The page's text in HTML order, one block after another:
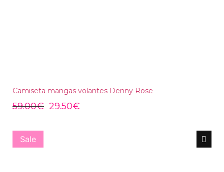
Camiseta mangas volantes Denny Rose
59.00€ 29.50€
Sale